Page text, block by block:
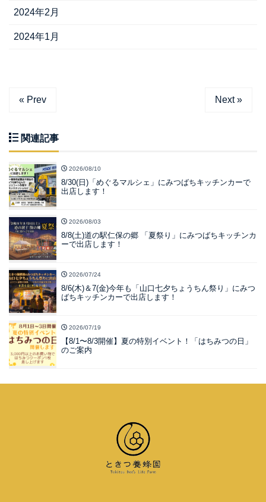
2024年2月
2024年1月
« Prev Next »
関連記事
2026/08/10
8/30(日)「めぐるマルシェ」にみつばちキッチンカーで
出店します！
2026/08/03
8/8(土)道の駅仁保の郷 「夏祭り」にみつばちキッチンカ
ーで出店します！
2026/07/24
8/6(木)＆7(金)今年も「山口七夕ちょうちん祭り」にみつ
ばちキッチンカーで出店します！
2026/07/19
【8/1〜8/3開催】夏の特別イベント！「はちみつの日」
のご案内